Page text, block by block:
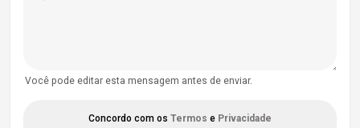
Você pode editar esta mensagem antes de enviar.
Concordo com os Termos e Privacidade